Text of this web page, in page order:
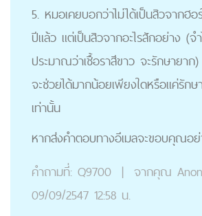
5. หมอเคยบอกว่าไม่ได้เป็นสิวจากฮ
ปีแล้ว แต่เป็นสิวจากอะไรสักอย่าง (จ
ประมาณว่าเชื้อราสีขาว จะรักษายาก
จะช่วยได้มากน้อยเพียงใดหรือแค่รัก
เท่านั้น
หากส่งคำตอบทางอีเมลจะขอบคุณอ
คำถามที่: Q9700 | จากคุณ
09/09/2547 12:58 น.